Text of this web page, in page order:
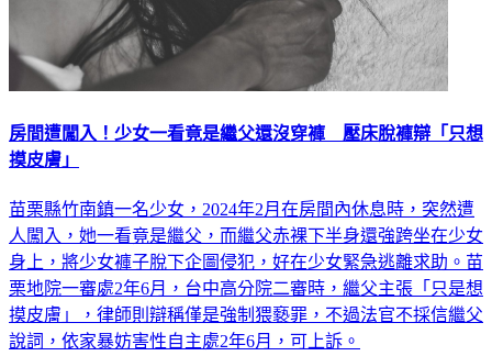
房間遭闖入！少女一看竟是繼父還沒穿褲 壓床脫褲辯「只想
摸皮膚」
苗栗縣竹南鎮一名少女，2024年2月在房間內休息時，突然遭
人闖入，她一看竟是繼父，而繼父赤裸下半身還強跨坐在少女
身上，將少女褲子脫下企圖侵犯，好在少女緊急逃離求助。苗
栗地院一審處2年6月，台中高分院二審時，繼父主張「只是想
摸皮膚」，律師則辯稱僅是強制猥褻罪，不過法官不採信繼父
說詞，依家暴妨害性自主處2年6月，可上訴。